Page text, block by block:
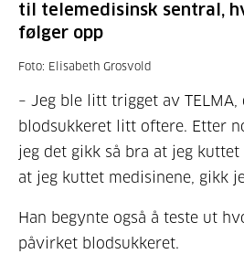
til telemedisinsk sentral,
følger opp
Foto: Elisabeth Grosvold
– Jeg ble litt trigget av TELMA,
blodsukkeret litt oftere. Etter
jeg det gikk så bra at jeg
at jeg kuttet medisinene, gikk
Han begynte også å teste ut
påvirket blodsukkeret.